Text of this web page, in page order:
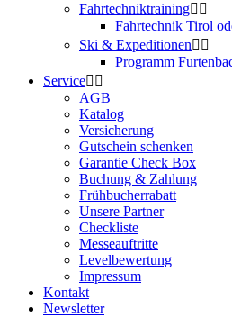
Fahrtechniktraining
Fahrtechnik Tirol
Ski & Expeditionen
Programm
Service
AGB
Katalog
Versicherung
Gutschein schenken
Garantie Check Box
Buchung & Zahlung
Frühbucherrabatt
Unsere Partner
Checkliste
Messeauftritte
Levelbewertung
Impressum
Kontakt
Newsletter